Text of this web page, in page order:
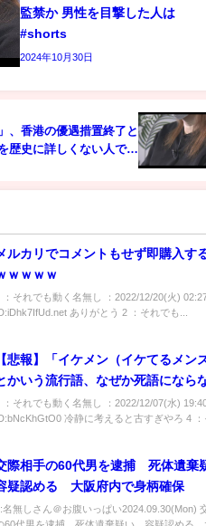
監禁か 男性を目撃した人は
#shorts
2024年10月30日
、香港の優遇措置終了と
歴史に詳しくない人でも
ルカリでコメントもせず即購入す
ｗｗｗｗ
：それでも動く名無し ：2022/12/20(火)
ありがとう 2 ：それでも...
【悲報】「イケメン（イケてるメン
かいう流行語、なぜか死語になら
：それでも動く名無し ：2022/12/07(水)
冷静に考えると古すぎやろ 4 ：
際相手の60代男を逮捕 死体遺棄
疑認める 大阪府内で身柄確保
名無しさん＠お腹いっぱい2024.09.30(Mon)